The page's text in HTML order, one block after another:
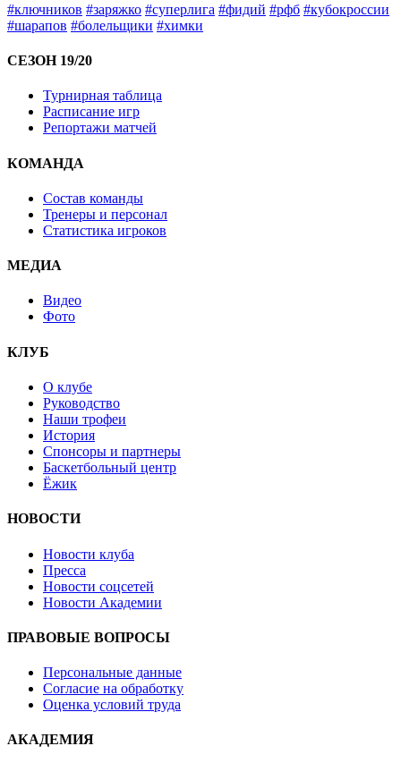
#ключников #заряжко #суперлига #фидий #рфб #кубокроссии
#шарапов #болельщики #химки
СЕЗОН 19/20
Турнирная таблица
Расписание игр
Репортажи матчей
КОМАНДА
Состав команды
Тренеры и персонал
Статистика игроков
МЕДИА
Видео
Фото
КЛУБ
О клубе
Руководство
Наши трофеи
История
Спонсоры и партнеры
Баскетбольный центр
Ёжик
НОВОСТИ
Новости клуба
Пресса
Новости соцсетей
Новости Академии
ПРАВОВЫЕ ВОПРОСЫ
Персональные данные
Согласие на обработку
Оценка условий труда
АКАДЕМИЯ